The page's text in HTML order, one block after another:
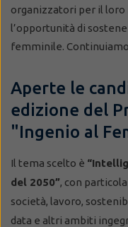
organizzatori per il
l’opportunità di
femminile.
Aperte le
edizione del
"Ingenio al
Il tema scelto è
del 2050”, con
società, lavoro,
data e altri ambiti